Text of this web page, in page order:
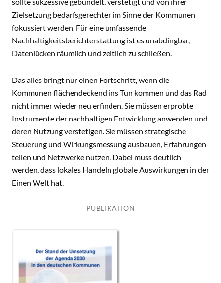
Zielsetzung bedarfsgerechter im Sinne der Kommunen
fokussiert werden. Für eine umfassende
Nachhaltigkeitsberichterstattung ist es unabdingbar,
Datenlücken räumlich und zeitlich zu schließen.
Das alles bringt nur einen Fortschritt, wenn die
Kommunen flächendeckend ins Tun kommen und das Rad
nicht immer wieder neu erfinden. Sie müssen erprobte
Instrumente der nachhaltigen Entwicklung anwenden und
deren Nutzung verstetigen. Sie müssen strategische
Steuerung und Wirkungsmessung ausbauen, Erfahrungen
teilen und Netzwerke nutzen. Dabei muss deutlich
werden, dass lokales Handeln globale Auswirkungen in der
Einen Welt hat.
PUBLIKATION